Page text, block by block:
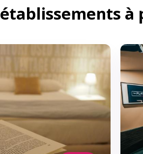
établissements